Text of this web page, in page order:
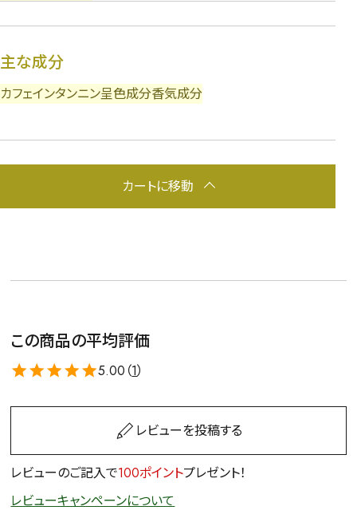
主な成分
カフェインタンニン呈色成分香気成分
カートに移動
この商品の平均評価
5.00（1）
レビューを投稿する
レビューのご記入で100ポイントプレゼント！
レビューキャンペーンについて